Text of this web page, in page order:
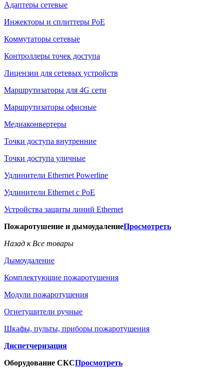
Адаптеры сетевые
Инжекторы и сплиттеры РоЕ
Коммутаторы сетевые
Контроллеры точек доступа
Лицензии для сетевых устройств
Маршрутизаторы для 4G сети
Маршрутизаторы офисные
Медиаконвертеры
Точки доступа внутренние
Точки доступа уличные
Удлинители Ethernet Powerline
Удлинители Ethernet с PoE
Устройства защиты линий Ethernet
Пожаротушение и дымоудалениеПросмотреть
Назад к Все товары
Дымоудаление
Комплектующие пожаротушения
Модули пожаротушения
Огнетушители ручные
Шкафы, пульты, приборы пожаротушения
Диспетчеризация
Оборудование СКСПросмотреть